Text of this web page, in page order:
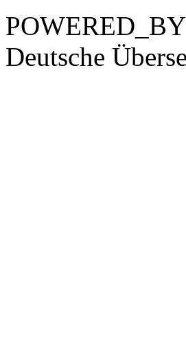
POWERED_BY
Deutsche